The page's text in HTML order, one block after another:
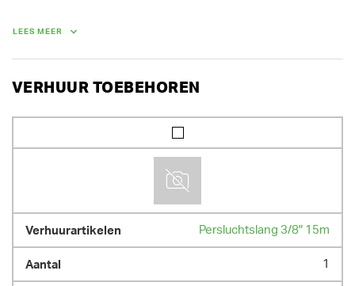
2.00 kg
LEES MEER
VERHUUR TOEBEHOREN
Persluchtslang 3/8" 15m
1